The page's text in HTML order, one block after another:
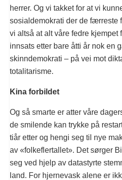
herrer. Og vi takket for at vi
sosialdemokrati der de færreste
vi altså at alt våre fedre kjempet
innsats etter bare åtti år nok en
skinndemokrati – på vei mot
totalitarisme.
Kina forbildet
Og så smarte er atter våre
de smilende kan trykke på
tiår etter og hengi seg til nye
av «folkeflertallet». Det sørger
seg ved hjelp av datastyrte
land. For hjernevask alene er